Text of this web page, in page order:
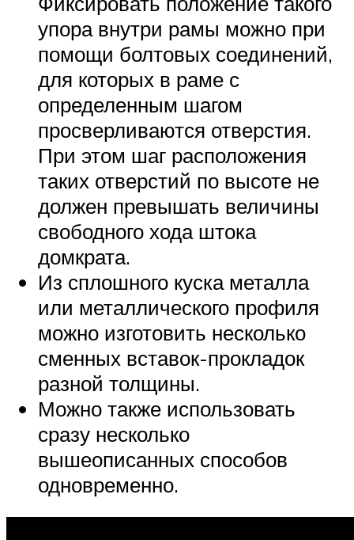
упора внутри рамы можно при
помощи болтовых соединений,
для которых в раме с
определенным шагом
просверливаются отверстия.
При этом шаг расположения
таких отверстий по высоте не
должен превышать величины
свободного хода штока
домкрата.
Из сплошного куска металла
или металлического профиля
можно изготовить несколько
сменных вставок-прокладок
разной толщины.
Можно также использовать
сразу несколько
вышеописанных способов
одновременно.